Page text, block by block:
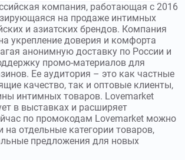
компания, работающая с 2016
на продаже интимных
и азиатских брендов. Компания
укрепление доверия и комфорта
анонимную доставку по России и
промо-материалов для
Ее аудитория – это как частные
качество, так и оптовые клиенты,
интимных товаров. Lovemarket
в выставках и расширяет
по промокодам Lovemarket можно
на отдельные категории товаров,
предложения для новых